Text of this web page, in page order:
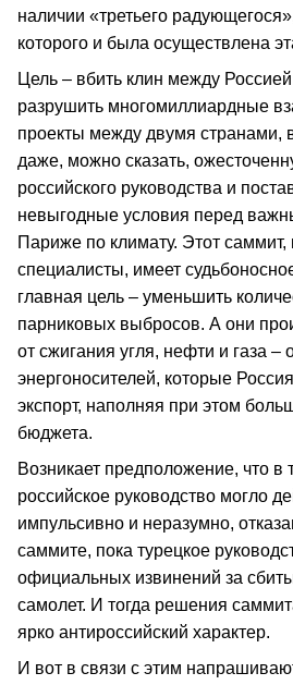
наличии «третьего
которого и была осуществлена
Цель – вбить клин между
разрушить многомиллиардные
проекты между двумя странами,
даже, можно сказать,
российского руководства и
невыгодные условия перед
Париже по климату. Этот саммит,
специалисты, имеет
главная цель – уменьшить
парниковых выбросов. А они
от сжигания угля, нефти и газа –
энергоносителей, которые
экспорт, наполняя при этом
бюджета.
Возникает предположение, что в
российское руководство могло
импульсивно и неразумно,
саммите, пока турецкое
официальных извинений за
самолет. И тогда решения
ярко антироссийский характер.
И вот в связи с этим